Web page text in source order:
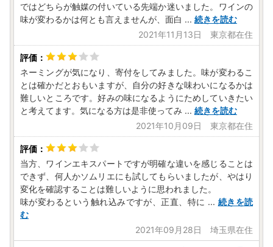
ではどちらが触媒の付いている先端か迷いました。ワインの
味が変わるかは何とも言えませんが、面白 ... 続きを読む
2021年11月13日 東京都在住
ネーミングが気になり、寄付をしてみました。味が変わるこ
とは確かだとおもいますが、自分の好きな味わいになるかは
難しいところです。好みの味になるようにためしていきたい
と考えてます。気になる方は是非使ってみ ... 続きを読む
2021年10月09日 東京都在住
当方、ワインエキスパートですが明確な違いを感じることは
できず、何人かソムリエにも試してもらいましたが、やはり
変化を確認することは難しいように思われました。
味が変わるという触れ込みですが、正直、特に ... 続きを読
む
2021年09月28日 埼玉県在住